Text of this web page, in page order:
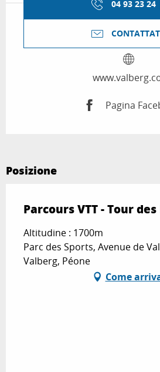
04 93 23 24
Pagina
Posizione
Parcours VTT - Tour
Altitudine : 1700m
Parc des Sports, Avenue de
Valberg, Péone
Come